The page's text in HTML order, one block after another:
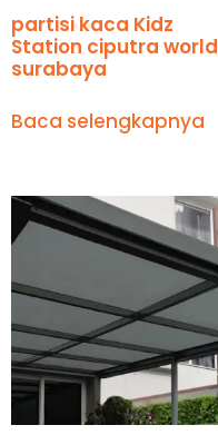
partisi kaca Kidz
Station ciputra world
surabaya
Baca selengkapnya